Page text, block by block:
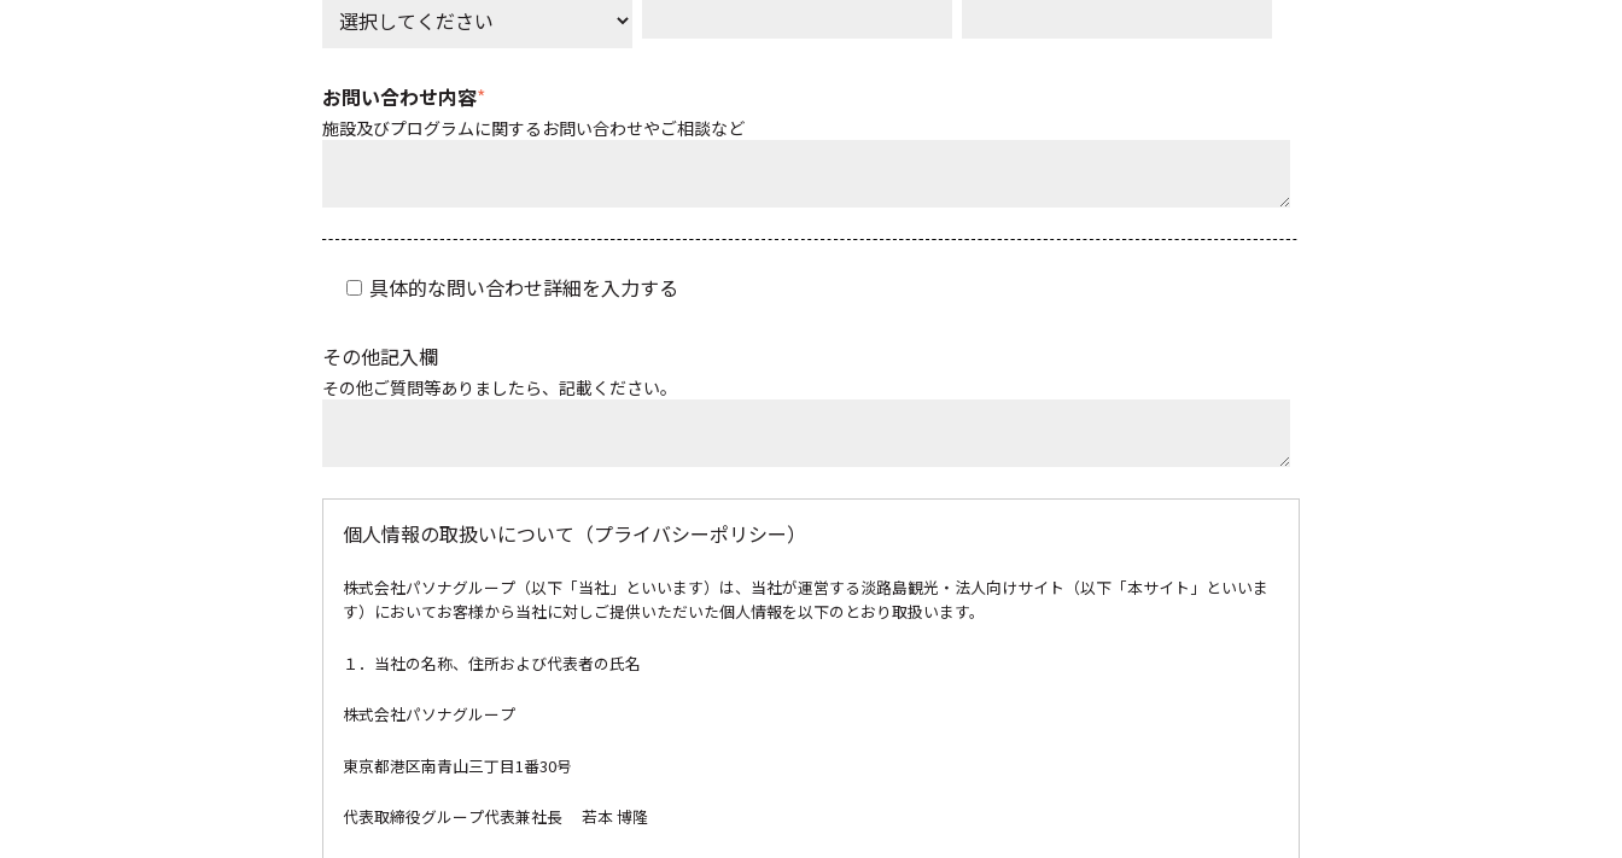
お問い合わせ内容*
施設及びプログラムに関するお問い合わせやご相談など
具体的な問い合わせ詳細を入力する
その他記入欄
その他ご質問等ありましたら、記載ください。
個人情報の取扱いについて（プライバシーポリシー）
株式会社パソナグループ（以下「当社」といいます）は、当社が運営する淡路島観光・法人向けサイト（以下「本サイト」といいま
す）においてお客様から当社に対しご提供いただいた個人情報を以下のとおり取扱います。
１．当社の名称、住所および代表者の氏名
株式会社パソナグループ
東京都港区南青山三丁目1番30号
代表取締役グループ代表兼社長 若本 博隆